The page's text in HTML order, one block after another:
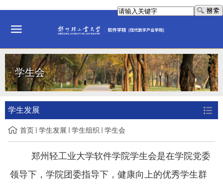
学生会
学生发展
首页 学生发展 学生组织 学生会
郑州轻工业大学软件学院学生会是在学院党委
领导下，学院团委指导下，健康向上的优秀学生群